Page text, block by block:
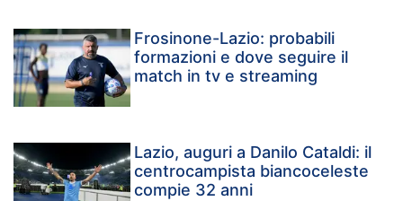
Frosinone-Lazio: probabili
formazioni e dove seguire il
match in tv e streaming
Lazio, auguri a Danilo Cataldi: il
centrocampista biancoceleste
compie 32 anni